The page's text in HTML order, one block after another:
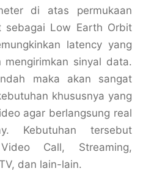
di atas permukaan
sebagai Low Earth Orbit
latency yang
sinyal data.
maka akan sangat
khususnya yang
agar berlangsung real
Kebutuhan tersebut
Call, Streaming,
dan lain-lain.